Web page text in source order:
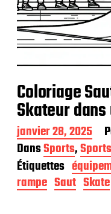
Coloriage
Skateur
D
a
t
e
d
e
janvier 28, 2025
DansSports,
Étiquettes
rampe Saut Skate